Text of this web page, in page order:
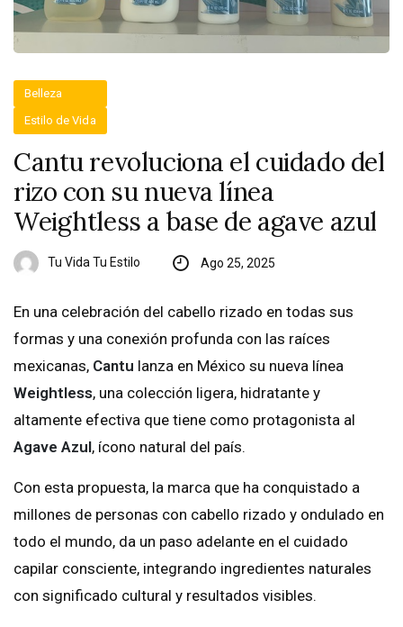
Belleza
Estilo de Vida
Cantu revoluciona el cuidado del
rizo con su nueva línea
Weightless a base de agave azul
Tu Vida Tu Estilo Ago 25, 2025
En una celebración del cabello rizado en todas sus
formas y una conexión profunda con las raíces
mexicanas, Cantu lanza en México su nueva línea
Weightless, una colección ligera, hidratante y
altamente efectiva que tiene como protagonista al
Agave Azul, ícono natural del país.
Con esta propuesta, la marca que ha conquistado a
millones de personas con cabello rizado y ondulado en
todo el mundo, da un paso adelante en el cuidado
capilar consciente, integrando ingredientes naturales
con significado cultural y resultados visibles.